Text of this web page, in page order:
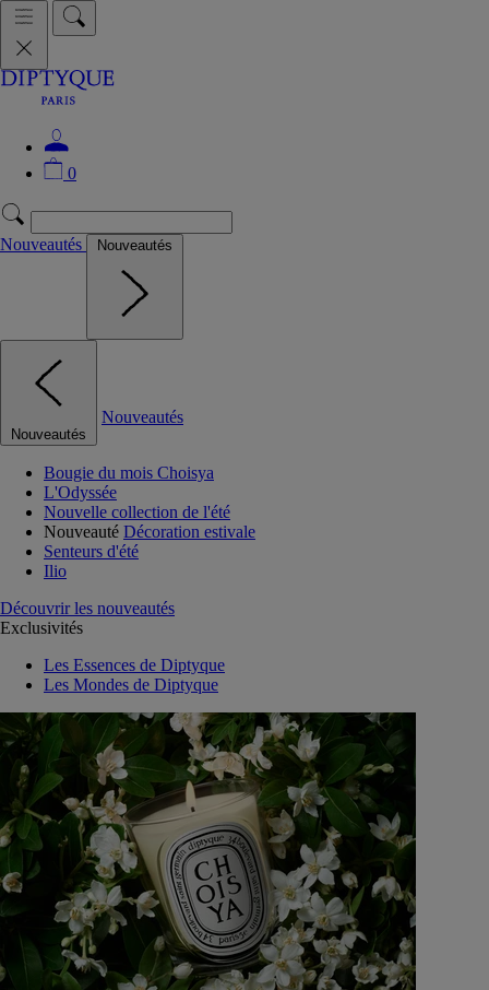
0
Nouveautés Nouveautés
Nouveautés
Nouveautés
Bougie du mois Choisya
L'Odyssée
Nouvelle collection de l'été
Nouveauté Décoration estivale
Senteurs d'été
Ilio
Découvrir les nouveautés
Exclusivités
Les Essences de Diptyque
Les Mondes de Diptyque